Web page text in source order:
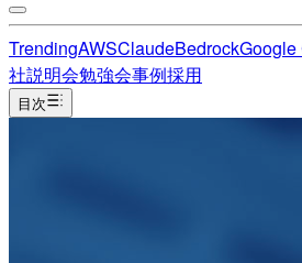
TrendingAWSClaudeBedrockGoogle
社説明会勉強会事例採用
目次